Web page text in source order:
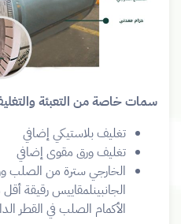
سمات خاصة من التعبئة
تغليف بلاستيكي إضافي
تغليف ورق مقوى إضافي
الخارجي سترة من الصلب
الأكمام الصلب في القطر